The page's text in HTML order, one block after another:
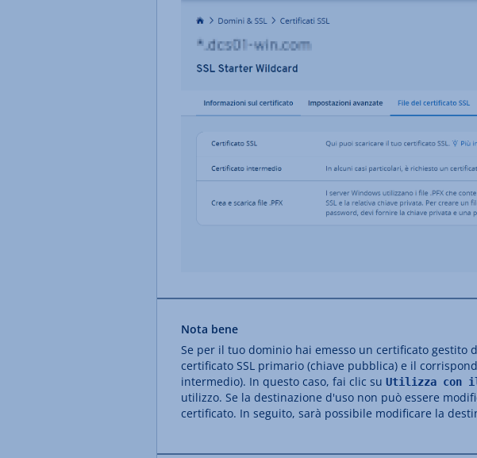
Nota bene
Se per il tuo dominio hai emesso un certificato gestito
certificato SSL primario (chiave pubblica) e il
intermedio). In questo caso, fai clic su Utilizza con
utilizzo. Se la destinazione d'uso non può essere
certificato. In seguito, sarà possibile modificare la